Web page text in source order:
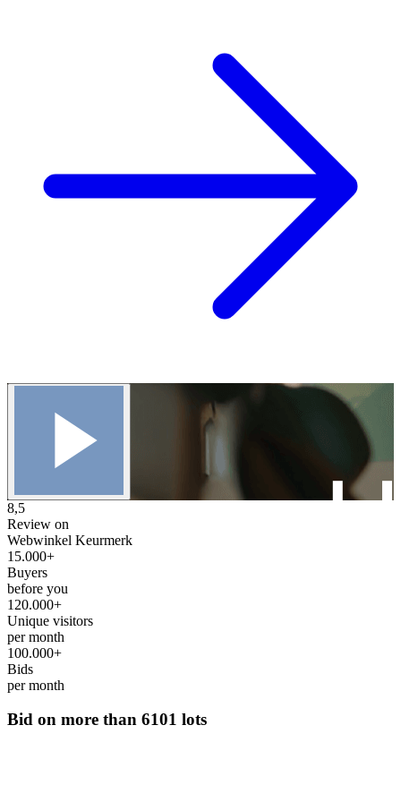
8,5
Review on
Webwinkel Keurmerk
15.000+
Buyers
before you
120.000+
Unique visitors
per month
100.000+
Bids
per month
Bid on more than 6101 lots